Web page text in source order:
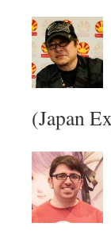
(Japan